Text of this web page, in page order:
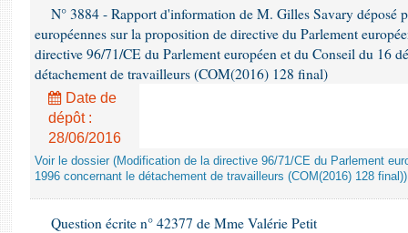
N° 3884 - Rapport d'information de M. Gilles Savary déposé
européennes sur la proposition de directive du Parlement
directive 96/71/CE du Parlement européen et du Conseil du 16
détachement de travailleurs (COM(2016) 128 final)
Date de
dépôt :
28/06/2016
Voir le dossier (Modification de la directive 96/71/CE du Parlement
1996 concernant le détachement de travailleurs (COM(2016) 128 final))
Question écrite n° 42377 de Mme Valérie Petit